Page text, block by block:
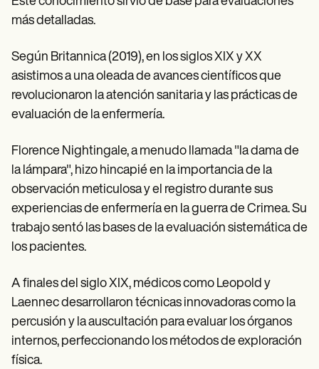
más detalladas.
Según Britannica (2019), en los siglos XIX y XX
asistimos a una oleada de avances científicos que
revolucionaron la atención sanitaria y las prácticas de
evaluación de la enfermería.
Florence Nightingale, a menudo llamada "la dama de
la lámpara", hizo hincapié en la importancia de la
observación meticulosa y el registro durante sus
experiencias de enfermería en la guerra de Crimea. Su
trabajo sentó las bases de la evaluación sistemática de
los pacientes.
A finales del siglo XIX, médicos como Leopold y
Laennec desarrollaron técnicas innovadoras como la
percusión y la auscultación para evaluar los órganos
internos, perfeccionando los métodos de exploración
física.